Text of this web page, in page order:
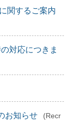
関するご案内
対応につきま
お知らせ
(Recr